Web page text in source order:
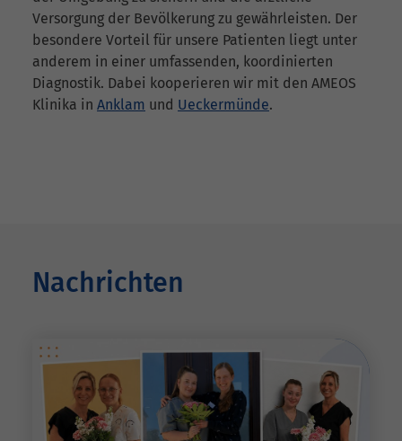
Versorgung der Bevölkerung zu gewährleisten. Der
besondere Vorteil für unsere Patienten liegt unter
anderem in einer umfassenden, koordinierten
Diagnostik. Dabei kooperieren wir mit den AMEOS
Klinika in Anklam und Ueckermünde.
Nachrichten